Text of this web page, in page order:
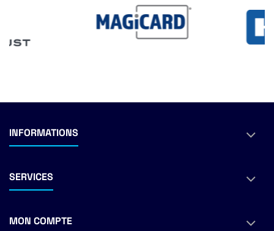
INFORMATIONS
SERVICES
MON COMPTE